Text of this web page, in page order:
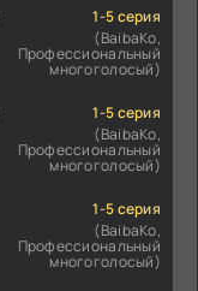
1-5 серия
(BaibaKo,
Профессиональный
многоголосый)
1-5 серия
(BaibaKo,
Профессиональный
многоголосый)
1-5 серия
(BaibaKo,
Профессиональный
многоголосый)